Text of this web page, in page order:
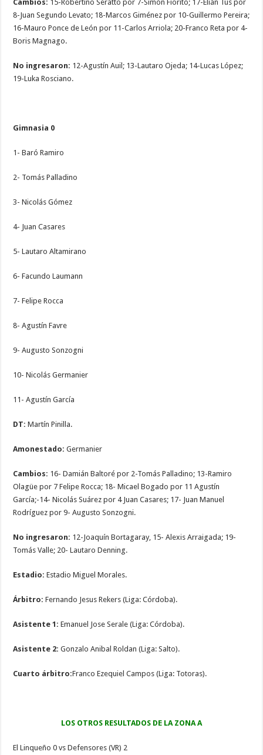
Cambios: 15-Robertino Seratto por 7-Simón Fiorito; 17-Elián Tus por
8-Juan Segundo Levato; 18-Marcos Giménez por 10-Guillermo Pereira;
16-Mauro Ponce de León por 11-Carlos Arriola; 20-Franco Reta por 4-
Boris Magnago.
No ingresaron: 12-Agustín Auil; 13-Lautaro Ojeda; 14-Lucas López;
19-Luka Rosciano.
Gimnasia 0
1- Baró Ramiro
2- Tomás Palladino
3- Nicolás Gómez
4- Juan Casares
5- Lautaro Altamirano
6- Facundo Laumann
7- Felipe Rocca
8- Agustín Favre
9- Augusto Sonzogni
10- Nicolás Germanier
11- Agustín García
DT: Martín Pinilla.
Amonestado: Germanier
Cambios: 16- Damián Baltoré por 2-Tomás Palladino; 13-Ramiro
Olagüe por 7 Felipe Rocca; 18- Micael Bogado por 11 Agustín
García;-14- Nicolás Suárez por 4 Juan Casares; 17- Juan Manuel
Rodríguez por 9- Augusto Sonzogni.
No ingresaron: 12-Joaquín Bortagaray, 15- Alexis Arraigada; 19-
Tomás Valle; 20- Lautaro Denning.
Estadio: Estadio Miguel Morales.
Árbitro: Fernando Jesus Rekers (Liga: Córdoba).
Asistente 1: Emanuel Jose Serale (Liga: Córdoba).
Asistente 2: Gonzalo Anibal Roldan (Liga: Salto).
Cuarto árbitro:Franco Ezequiel Campos (Liga: Totoras).
LOS OTROS RESULTADOS DE LA ZONA A
El Linqueño 0 vs Defensores (VR) 2